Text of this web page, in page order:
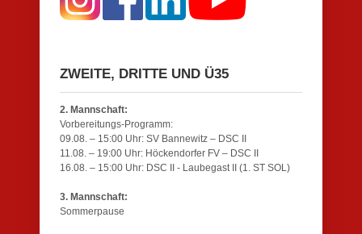
ZWEITE, DRITTE UND Ü35
2. Mannschaft:
Vorbereitungs-Programm:
09.08. – 15:00 Uhr: SV Bannewitz – DSC II
11.08. – 19:00 Uhr: Höckendorfer FV – DSC II
16.08. – 15:00 Uhr: DSC II - Laubegast II (1. ST SOL)
3. Mannschaft:
Sommerpause